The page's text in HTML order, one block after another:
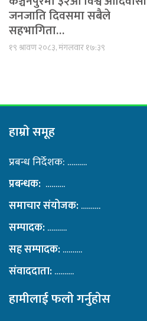
जनजाति दिवसमा सबैले
सहभागिता…
१९ श्रावण २०८३, मंगलवार १७:३९
हाम्राे समूह
प्रबन्ध निर्देशक: ……….
प्रबन्धक: ……….
समाचार संयोजक:……….
सम्पादक:……….
सह सम्पादक:……….
संवाददाता:……….
हामीलाई फलाे गर्नुहाेस